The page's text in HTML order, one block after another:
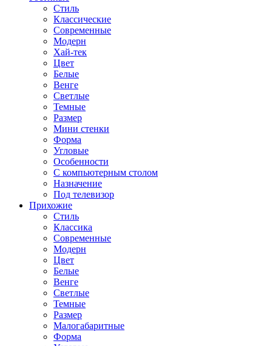
Стиль
Классические
Современные
Модерн
Хай-тек
Цвет
Белые
Венге
Светлые
Темные
Размер
Мини стенки
Форма
Угловые
Особенности
С компьютерным столом
Назначение
Под телевизор
Прихожие
Стиль
Классика
Современные
Модерн
Цвет
Белые
Венге
Светлые
Темные
Размер
Малогабаритные
Форма